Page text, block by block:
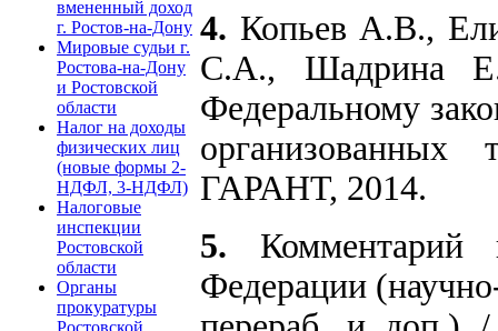
вмененный доход
г. Ростов-на-Дону
Мировые судьи г.
Ростова-на-Дону
и Ростовской
области
Налог на доходы
физических лиц
(новые формы 2-
НДФЛ, 3-НДФЛ)
Налоговые
инспекции
Ростовской
области
Органы
прокуратуры
Ростовской
4. Копьев А.В.,
С.А., Шадрина
Федеральному
организованных
ГАРАНТ, 2014.
5. Комментарий
Федерации